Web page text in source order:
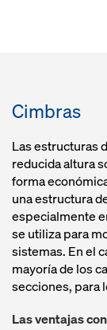
Cimbras
Las estructuras
reducida altura
forma
una estructura
especialmente
se utiliza para
sistemas. En el
mayoría de los
secciones, para
Las ventajas